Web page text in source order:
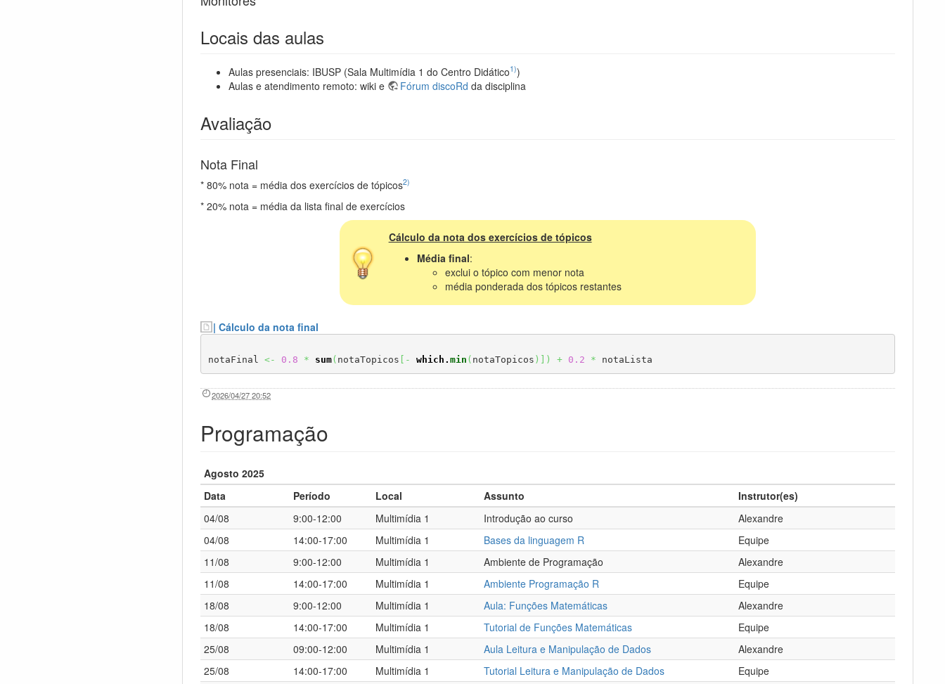
Locais das aulas
Aulas presenciais: IBUSP (Sala Multimídia 1 do Centro Didático1))
Aulas e atendimento remoto: wiki e
Fórum discoRd da disciplina
Avaliação
Nota Final
* 80% nota = média dos exercícios de tópicos2)
* 20% nota = média da lista final de exercícios
Cálculo da nota dos exercícios de tópicos
Média final:
exclui o tópico com menor nota
média ponderada dos tópicos restantes
| Cálculo da nota final
notaFinal <- 0.8 * sum( notaTopicos - which. min ( notaTopicos ) ) + 0.2 * notaLista
2026/04/27 20:52
Programação
Agosto 2025
Data
Período Local Assunto
Instrutor(es)
04/08
9:00-12:00 Multimídia 1 Introdução ao curso
Alexandre
04/08
14:00-17:00 Multimídia 1 Bases da linguagem R
Equipe
11/08
9:00-12:00 Multimídia 1 Ambiente de Programação
Alexandre
11/08
14:00-17:00 Multimídia 1 Ambiente Programação R
Equipe
18/08
9:00-12:00 Multimídia 1 Aula: Funções Matemáticas
Alexandre
18/08
14:00-17:00 Multimídia 1 Tutorial de Funções Matemáticas
Equipe
25/08
09:00-12:00 Multimídia 1 Aula Leitura e Manipulação de Dados
Alexandre
25/08
14:00-17:00 Multimídia 1 Tutorial Leitura e Manipulação de Dados
Equipe